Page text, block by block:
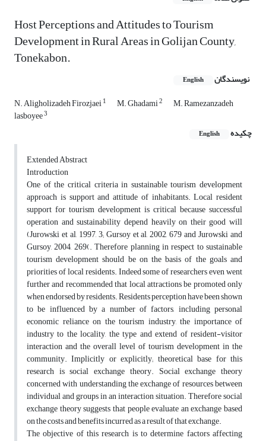
Host Perceptions and Attitudes to Tourism
Development in Rural Areas in Golijan County,
Tonekabon.
نویسندگان English
N. Aligholizadeh Firozjaei1 M. Ghadami2 M. Ramezanzadeh
lasboyee3
چکیده English
Extended Abstract
Introduction
One of the critical criteria in sustainable tourism development
approach is support and attitude of inhabitants. Local resident
support for tourism development is critical because successful
operation and sustainability depend heavily on their good will
(Jurowski et al, 1997, 3; Gursoy et al, 2002, 679 and Jurowski and
Gursoy, 2004, 269(. Therefore planning in respect to sustainable
tourism development should be on the basis of the goals and
priorities of local residents. Indeed some of researchers even went
further and recommended that local attractions be promoted only
when endorsed by residents. Residents perception have been shown
to be influenced by a number of factors, including personal
economic reliance on the tourism industry, the importance of
industry to the locality, the type and extend of resident-visitor
interaction and the overall level of tourism development in the
community. Implicitly or explicitly; theoretical base for this
research is social exchange theory. Social exchange theory
concerned with understanding the exchange of resources between
individual and groups in an interaction situation. Therefore social
exchange theory suggests that people evaluate an exchange based
on the costs and benefits incurred as a result of that exchange.
The objective of this research is to determine factors affecting